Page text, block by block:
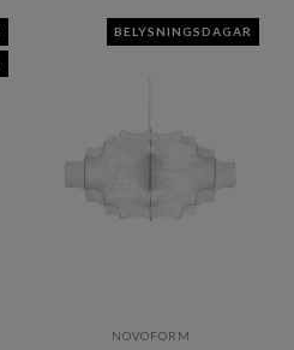
BELYSNINGSDAGAR
NOVOFORM